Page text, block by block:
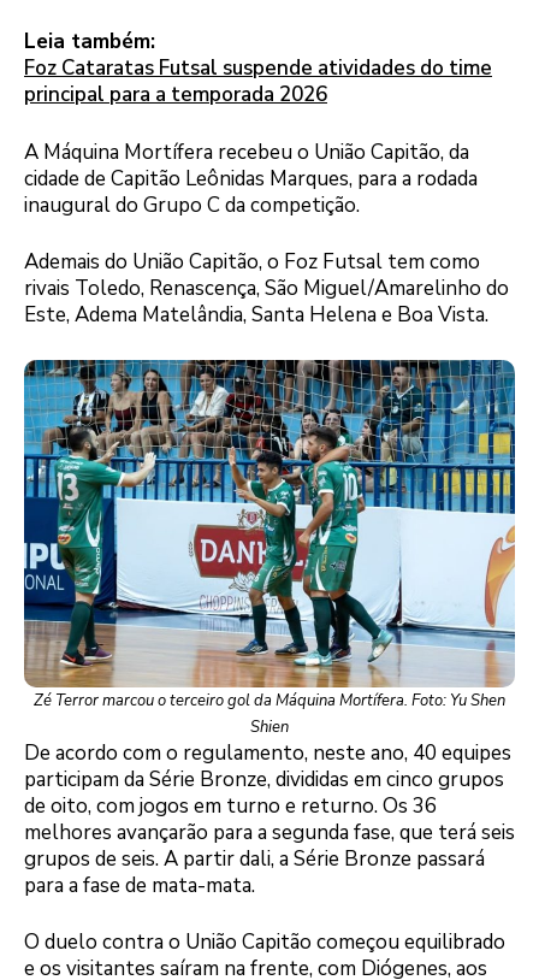
Leia também:
Foz Cataratas Futsal suspende atividades do time
principal para a temporada 2026
A Máquina Mortífera recebeu o União Capitão, da
cidade de Capitão Leônidas Marques, para a rodada
inaugural do Grupo C da competição.
Ademais do União Capitão, o Foz Futsal tem como
rivais Toledo, Renascença, São Miguel/Amarelinho do
Este, Adema Matelândia, Santa Helena e Boa Vista.
Zé Terror marcou o terceiro gol da Máquina Mortífera. Foto: Yu Shen
Shien
De acordo com o regulamento, neste ano, 40 equipes
participam da Série Bronze, divididas em cinco grupos
de oito, com jogos em turno e returno. Os 36
melhores avançarão para a segunda fase, que terá seis
grupos de seis. A partir dali, a Série Bronze passará
para a fase de mata-mata.
O duelo contra o União Capitão começou equilibrado
e os visitantes saíram na frente, com Diógenes, aos